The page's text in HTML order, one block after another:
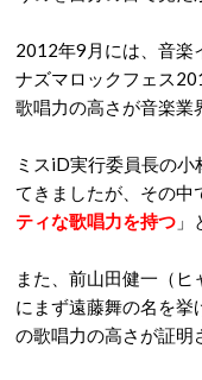
2012年9月には、音楽
ナズマロックフェス
歌唱力の高さが音楽業
ミスiD実行委員長の
てきましたが、その中
ティな歌唱力を持つ 」
また、前山田健一（
にまず遠藤舞の名を挙
の歌唱力の高さが証明